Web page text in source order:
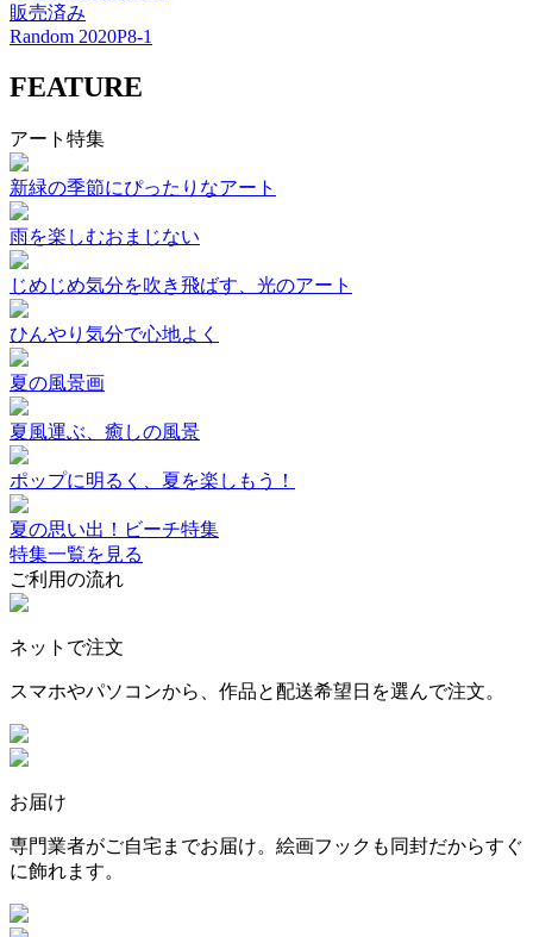
販売済み
Random 2020P8-1
FEATURE
アート特集
新緑の季節にぴったりなアート
雨を楽しむおまじない
じめじめ気分を吹き飛ばす、光のアート
ひんやり気分で心地よく
夏の風景画
夏風運ぶ、癒しの風景
ポップに明るく、夏を楽しもう！
夏の思い出！ビーチ特集
特集一覧を見る
ご利用の流れ
ネットで注文
スマホやパソコンから、作品と配送希望日を選んで注文。
お届け
専門業者がご自宅までお届け。絵画フックも同封だからすぐ
に飾れます。